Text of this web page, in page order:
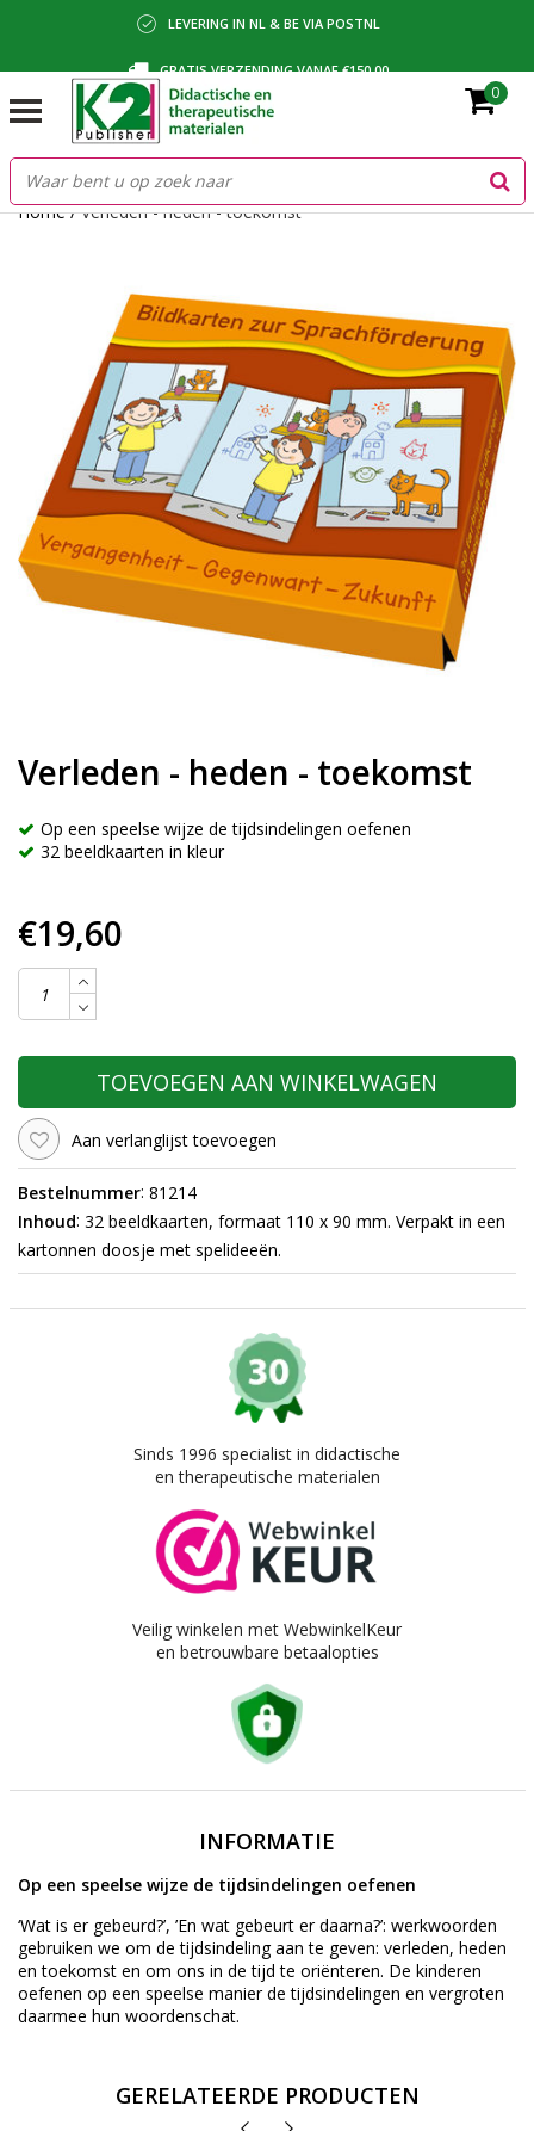
LEVERING IN NL & BE VIA POSTNL
GRATIS VERZENDING VANAF €150,00
BETALING VIA IDEAL, BANCONTACT OF FACTUUR
0
Home/Verleden - heden - toekomst
Verleden - heden - toekomst
Op een speelse wijze de tijdsindelingen oefenen
32 beeldkaarten in kleur
€19,60
TOEVOEGEN AAN WINKELWAGEN
Aan verlanglijst toevoegen
Bestelnummer: 81214
Inhoud: 32 beeldkaarten, formaat 110 x 90 mm. Verpakt in een
kartonnen doosje met spelideeën.
Sinds 1996 specialist in didactische
en therapeutische materialen
Veilig winkelen met WebwinkelKeur
en betrouwbare betaalopties
INFORMATIE
Op een speelse wijze de tijdsindelingen oefenen
‘Wat is er gebeurd?’, ’En wat gebeurt er daarna?’: werkwoorden
gebruiken we om de tijdsindeling aan te geven: verleden, heden
en toekomst en om ons in de tijd te oriënteren. De kinderen
oefenen op een speelse manier de tijdsindelingen en vergroten
daarmee hun woordenschat.
GERELATEERDE PRODUCTEN